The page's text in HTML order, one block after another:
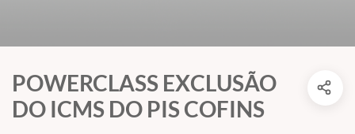
POWERCLASS EXCLUSÃO
DO ICMS DO PIS COFINS